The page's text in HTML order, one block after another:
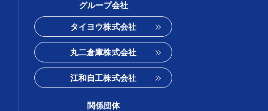
グループ会社
タイヨウ株式会社
丸二倉庫株式会社
江和自工株式会社
関係団体